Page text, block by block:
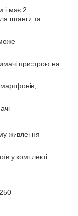
і має 2
штанги та
пристрою на
живлення
у комплекті